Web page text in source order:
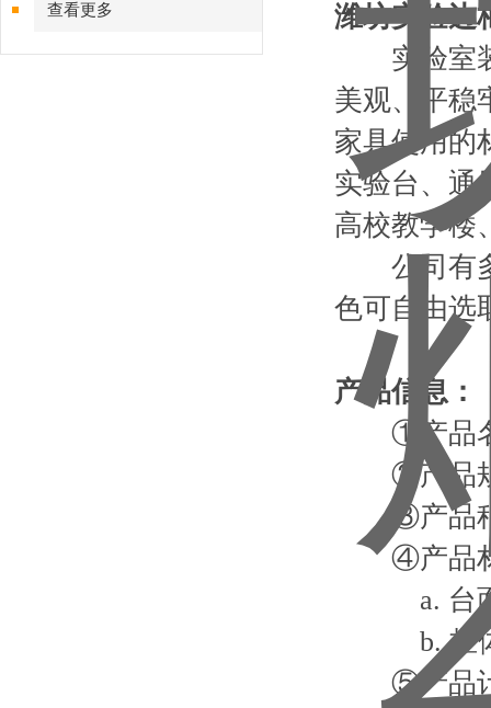
查看更多
潍坊实验边
实验室装
美观、平稳
家具使用的
实验台、通
高校教学楼
公司有多
色可自由选
产品信息：
①产品名
②产品规
③产品种
④产品
a. 台面：
b. 柜体
⑤产品